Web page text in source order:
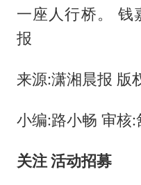
一座人行桥。 钱
报
来源:潇湘晨报 版
小编:路小畅 审核
关注 活动招募